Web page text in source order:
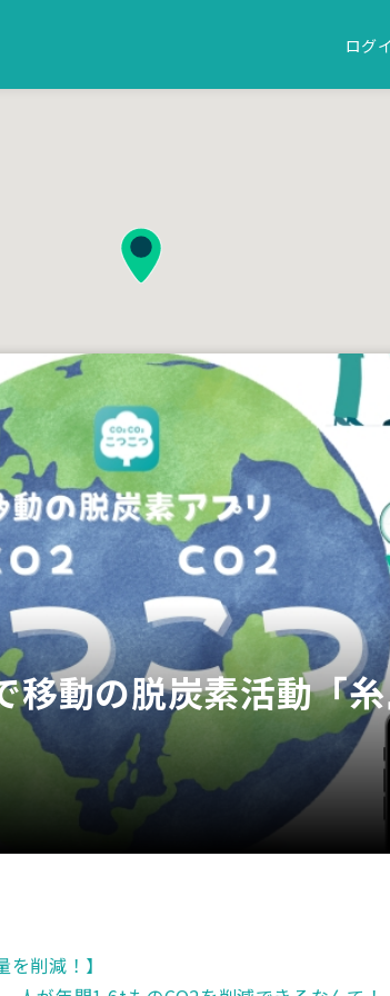
ログ
移動の脱炭素活動「
削減！】